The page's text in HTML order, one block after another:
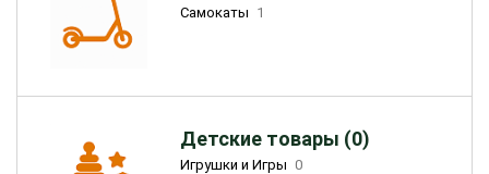
Самокаты 1
Детские товары (0)
Игрушки и Игры 0